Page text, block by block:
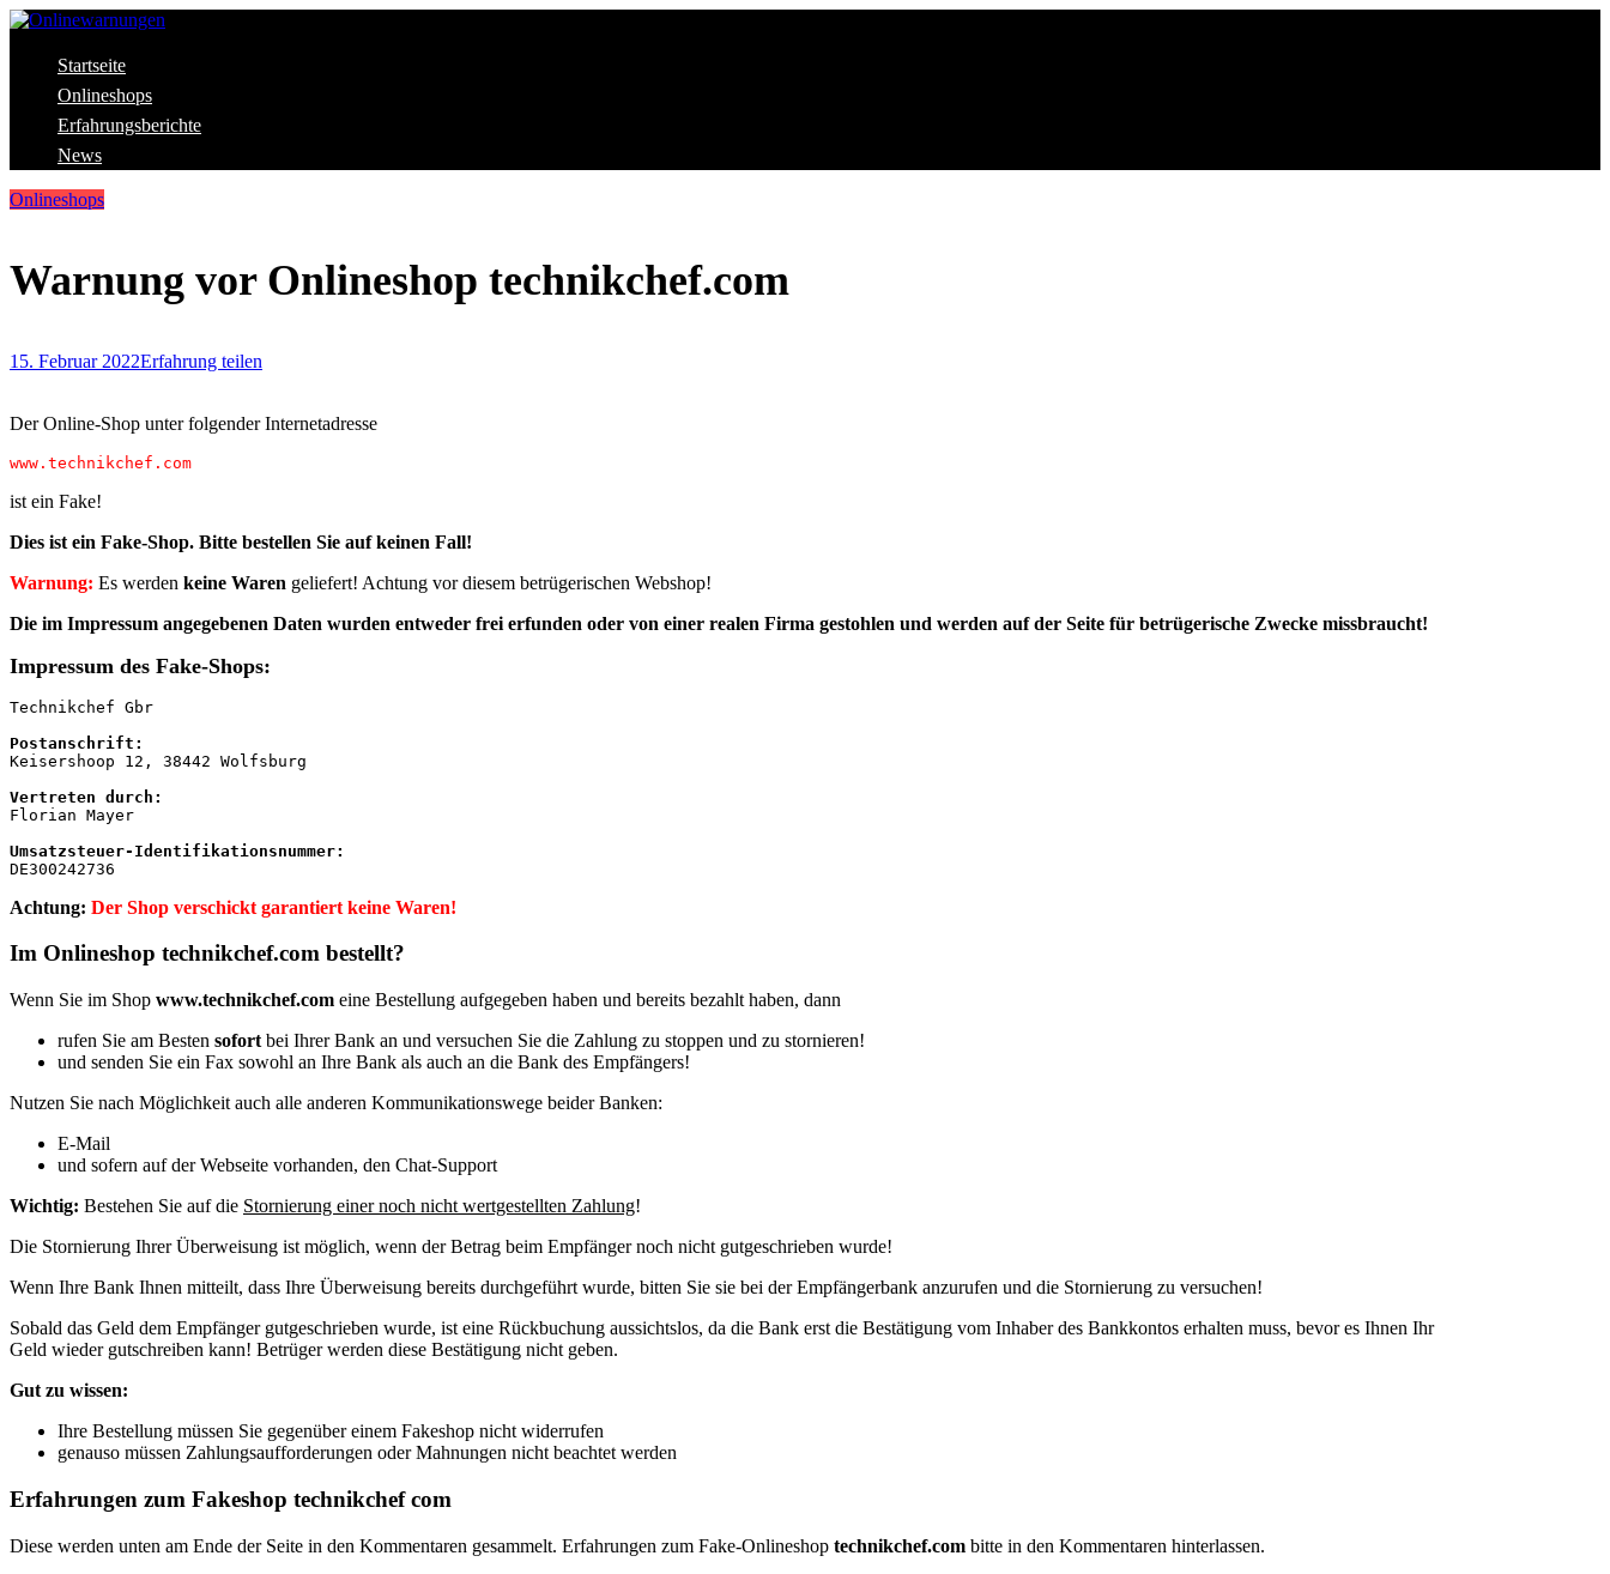
Skip
content
Onlinewarnungen
Aktuelle Warnungen vor Gefahren im Internet
Startseite
Onlineshops
Erfahrungsberichte
News
Onlineshops
Warnung vor Onlineshop technikchef.com
15. Februar 2022Erfahrung teilen
Der Online-Shop unter folgender Internetadresse
www.technikchef.com
ist ein Fake!
Dies ist ein Fake-Shop. Bitte bestellen Sie auf keinen Fall!
Warnung: Es werden keine Waren geliefert! Achtung vor diesem betrügerischen Webshop!
Die im Impressum angegebenen Daten wurden entweder frei erfunden oder von einer realen Firma gestohlen und werden auf der Seite für betrügerische Zwecke missbraucht!
Impressum des Fake-Shops:
Technikchef Gbr
Keisershoop 12, 38442 Wolfsburg
Florian Mayer
DE300242736
Achtung: Der Shop verschickt garantiert keine Waren!
Im Onlineshop technikchef.com bestellt?
Wenn Sie im Shop www.technikchef.com eine Bestellung aufgegeben haben und bereits bezahlt haben, dann
rufen Sie am Besten sofort bei Ihrer Bank an und versuchen Sie die Zahlung zu stoppen und zu stornieren!
und senden Sie ein Fax sowohl an Ihre Bank als auch an die Bank des Empfängers!
Nutzen Sie nach Möglichkeit auch alle anderen Kommunikationswege beider Banken:
E-Mail
und sofern auf der Webseite vorhanden, den Chat-Support
Wichtig: Bestehen Sie auf die Stornierung einer noch nicht wertgestellten Zahlung!
Die Stornierung Ihrer Überweisung ist möglich, wenn der Betrag beim Empfänger noch nicht gutgeschrieben wurde!
Wenn Ihre Bank Ihnen mitteilt, dass Ihre Überweisung bereits durchgeführt wurde, bitten Sie sie bei der Empfängerbank anzurufen und die Stornierung zu versuchen!
Sobald das Geld dem Empfänger gutgeschrieben wurde, ist eine Rückbuchung aussichtslos, da die Bank erst die Bestätigung vom Inhaber des Bankkontos erhalten muss, bevor es Ihnen Ihr
Geld wieder gutschreiben kann! Betrüger werden diese Bestätigung nicht geben.
Gut zu wissen:
Ihre Bestellung müssen Sie gegenüber einem Fakeshop nicht widerrufen
genauso müssen Zahlungsaufforderungen oder Mahnungen nicht beachtet werden
Erfahrungen zum Fakeshop technikchef com
Diese werden unten am Ende der Seite in den Kommentaren gesammelt. Erfahrungen zum Fake-Onlineshop technikchef.com bitte in den Kommentaren hinterlassen.